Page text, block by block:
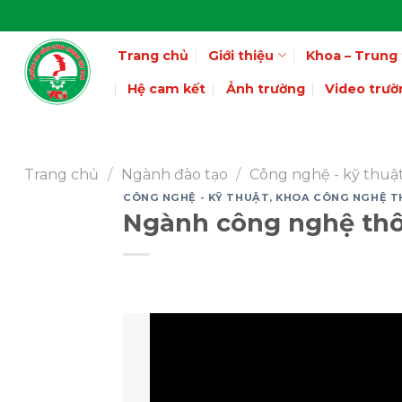
to
content
Trang chủ Giới thiệu Khoa –
Hệ cam kết Ảnh trường Video
Trang chủ / Ngành đào tạo / Công nghệ - kỹ
CÔNG NGHỆ - KỸ THUẬT, KHOA CÔNG NGHỆ
Ngành công nghệ